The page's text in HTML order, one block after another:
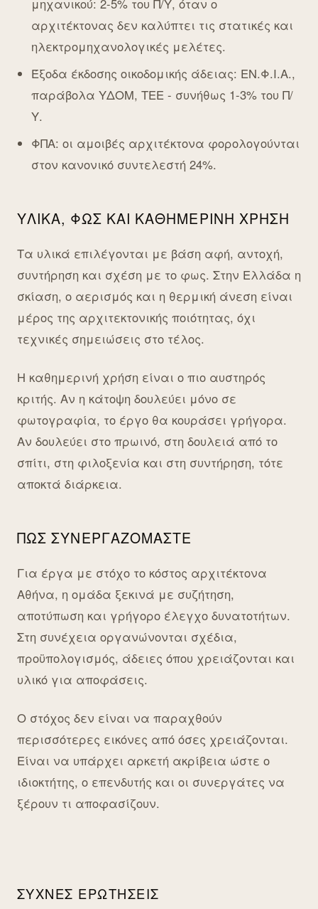
μηχανικού: 2-5% του Π/Υ, όταν ο
αρχιτέκτονας δεν καλύπτει τις στατικές και
ηλεκτρομηχανολογικές μελέτες.
Έξοδα έκδοσης οικοδομικής άδειας: ΕΝ.Φ.Ι.Α.,
παράβολα ΥΔΟΜ, ΤΕΕ - συνήθως 1-3% του Π/
Υ.
ΦΠΑ: οι αμοιβές αρχιτέκτονα φορολογούνται
στον κανονικό συντελεστή 24%.
ΥΛΙΚΆ, ΦΩΣ ΚΑΙ ΚΑΘΗΜΕΡΙΝΉ ΧΡΉΣΗ
Τα υλικά επιλέγονται με βάση αφή, αντοχή,
συντήρηση και σχέση με το φως. Στην Ελλάδα η
σκίαση, ο αερισμός και η θερμική άνεση είναι
μέρος της αρχιτεκτονικής ποιότητας, όχι
τεχνικές σημειώσεις στο τέλος.
Η καθημερινή χρήση είναι ο πιο αυστηρός
κριτής. Αν η κάτοψη δουλεύει μόνο σε
φωτογραφία, το έργο θα κουράσει γρήγορα.
Αν δουλεύει στο πρωινό, στη δουλειά από το
σπίτι, στη φιλοξενία και στη συντήρηση, τότε
αποκτά διάρκεια.
ΠΏΣ ΣΥΝΕΡΓΑΖΌΜΑΣΤΕ
Για έργα με στόχο το κόστος αρχιτέκτονα
Αθήνα, η ομάδα ξεκινά με συζήτηση,
αποτύπωση και γρήγορο έλεγχο δυνατοτήτων.
Στη συνέχεια οργανώνονται σχέδια,
προϋπολογισμός, άδειες όπου χρειάζονται και
υλικό για αποφάσεις.
Ο στόχος δεν είναι να παραχθούν
περισσότερες εικόνες από όσες χρειάζονται.
Είναι να υπάρχει αρκετή ακρίβεια ώστε ο
ιδιοκτήτης, ο επενδυτής και οι συνεργάτες να
ξέρουν τι αποφασίζουν.
ΣΥΧΝΈΣ ΕΡΩΤΉΣΕΙΣ